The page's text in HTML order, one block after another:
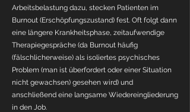
Arbeitsbelastung dazu, stecken Patienten im
Burnout (Erschöpfungszustand) fest. Oft folgt dann
eine längere Krankheitsphase, zeitaufwendige
Therapiegespräche (da Burnout häufig
(fälschlicherweise) als isoliertes psychisches
Problem (man ist überfordert oder einer Situation
nicht gewachsen) gesehen wird) und
anschließend eine langsame Wiedereingliederung
in den Job.